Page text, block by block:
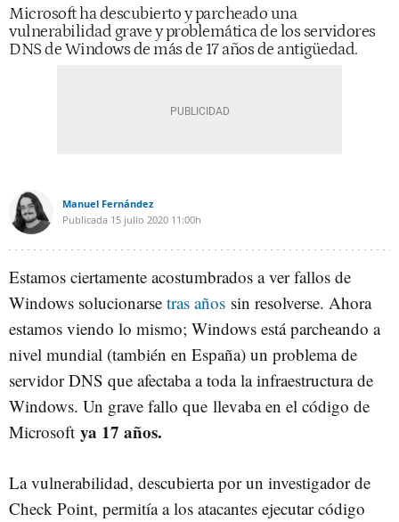
Microsoft ha descubierto y parcheado una
vulnerabilidad grave y problemática de los servidores
DNS de Windows de más de 17 años de antigüedad.
Manuel Fernández
Publicada 15 julio 2020 11:00h
Estamos ciertamente acostumbrados a ver fallos de
Windows solucionarse tras años sin resolverse. Ahora
estamos viendo lo mismo; Windows está parcheando a
nivel mundial (también en España) un problema de
servidor DNS que afectaba a toda la infraestructura de
Windows. Un grave fallo que llevaba en el código de
Microsoft ya 17 años.
La vulnerabilidad, descubierta por un investigador de
Check Point, permitía a los atacantes ejecutar código